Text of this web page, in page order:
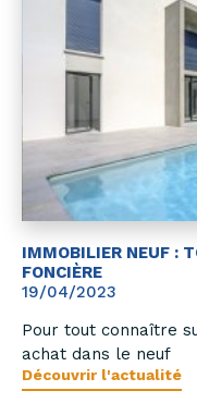
IMMOBILIER NEUF :
FONCIÈRE
19/04/2023
Pour tout connaître
achat dans le neuf
Découvrir l'actualité